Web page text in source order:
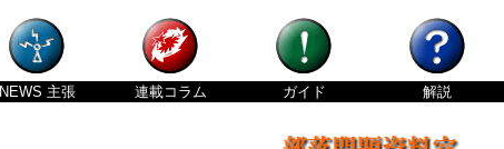
NEWS 主張 連載コラム ガイド 解説